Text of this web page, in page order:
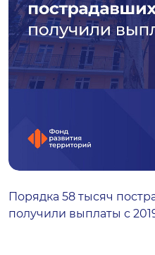
Порядка 58 тысяч
получили выплаты с